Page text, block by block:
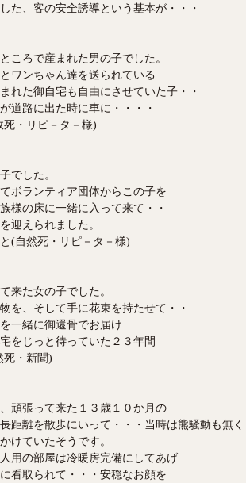
た、客の安全誘導という基本が・・・
ころで産まれた男の子でした。
ワンちゃん達を送られている
れた御自宅も自由にさせていた子・・
道路に出た時に車に・・・・
・リピ－タ－様)
でした。
ボランティア団体からこの子を
様の床に一緒に入って来て・・
迎えられました。
(自然死・リピ－タ－様)
来た女の子でした。
を、そして手に花束を持たせて・・
一緒に御還骨でお届け
をじっと待っていた２３年間
死・新聞)
頑張って来た１３歳１０か月の
距離を散歩にいって・・・当時は熊騒動も無く
けていたそうです。
用の部屋は冷暖房完備にしてあげ
看取られて・・・安穏なお顔を